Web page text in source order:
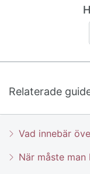
Relaterade
Vad innebär
När måste